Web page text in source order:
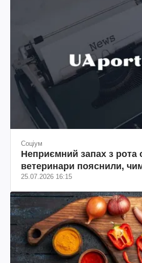
Соціум
Неприємний запах з рота
ветеринари пояснили,
25.07.2026 16:15